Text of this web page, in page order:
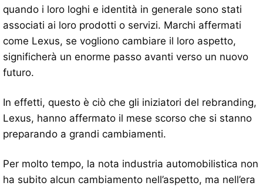
quando i loro loghi e identità in generale sono stati
associati ai loro prodotti o servizi. Marchi affermati
come Lexus, se vogliono cambiare il loro aspetto,
significherà un enorme passo avanti verso un nuovo
futuro.
In effetti, questo è ciò che gli iniziatori del rebranding,
Lexus, hanno affermato il mese scorso che si stanno
preparando a grandi cambiamenti.
Per molto tempo, la nota industria automobilistica non
ha subito alcun cambiamento nell’aspetto, ma nell’era